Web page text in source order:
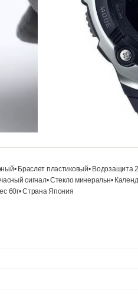
ЖК черный• Браслет
ежечасный сигнал• Стекло